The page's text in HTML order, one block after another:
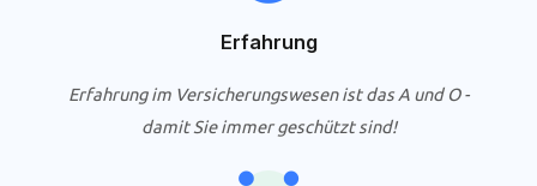
Erfahrung
Erfahrung im Versicherungswesen ist das A und O -
damit Sie immer geschützt sind!